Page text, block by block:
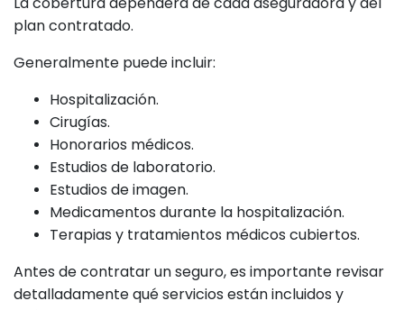
plan contratado.
Generalmente puede incluir:
Hospitalización.
Cirugías.
Honorarios médicos.
Estudios de laboratorio.
Estudios de imagen.
Medicamentos durante la hospitalización.
Terapias y tratamientos médicos cubiertos.
Antes de contratar un seguro, es importante revisar
detalladamente qué servicios están incluidos y